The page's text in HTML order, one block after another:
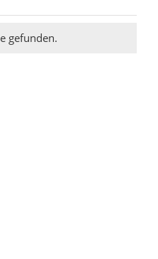
gefunden.